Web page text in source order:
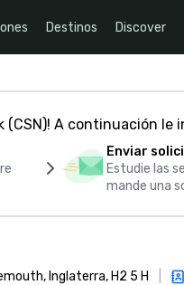
Destinos Discover
(CSN)! A continuación le
Enviar
Estudie las
mande una
Inglaterra, H2 5 H